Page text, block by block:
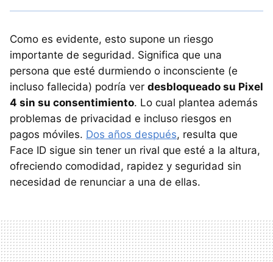
Como es evidente, esto supone un riesgo
importante de seguridad. Significa que una
persona que esté durmiendo o inconsciente (e
incluso fallecida) podría ver desbloqueado su Pixel
4 sin su consentimiento. Lo cual plantea además
problemas de privacidad e incluso riesgos en
pagos móviles. Dos años después, resulta que
Face ID sigue sin tener un rival que esté a la altura,
ofreciendo comodidad, rapidez y seguridad sin
necesidad de renunciar a una de ellas.